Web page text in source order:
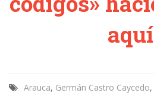
Arauca, Germán Castro Caycedo,